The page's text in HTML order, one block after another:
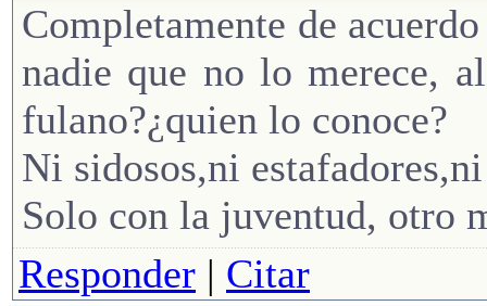
Completamente de
nadie que no lo merece,
fulano?¿quien lo conoce?
Ni sidosos,ni
Solo con la juventud, otro
Responder | Citar